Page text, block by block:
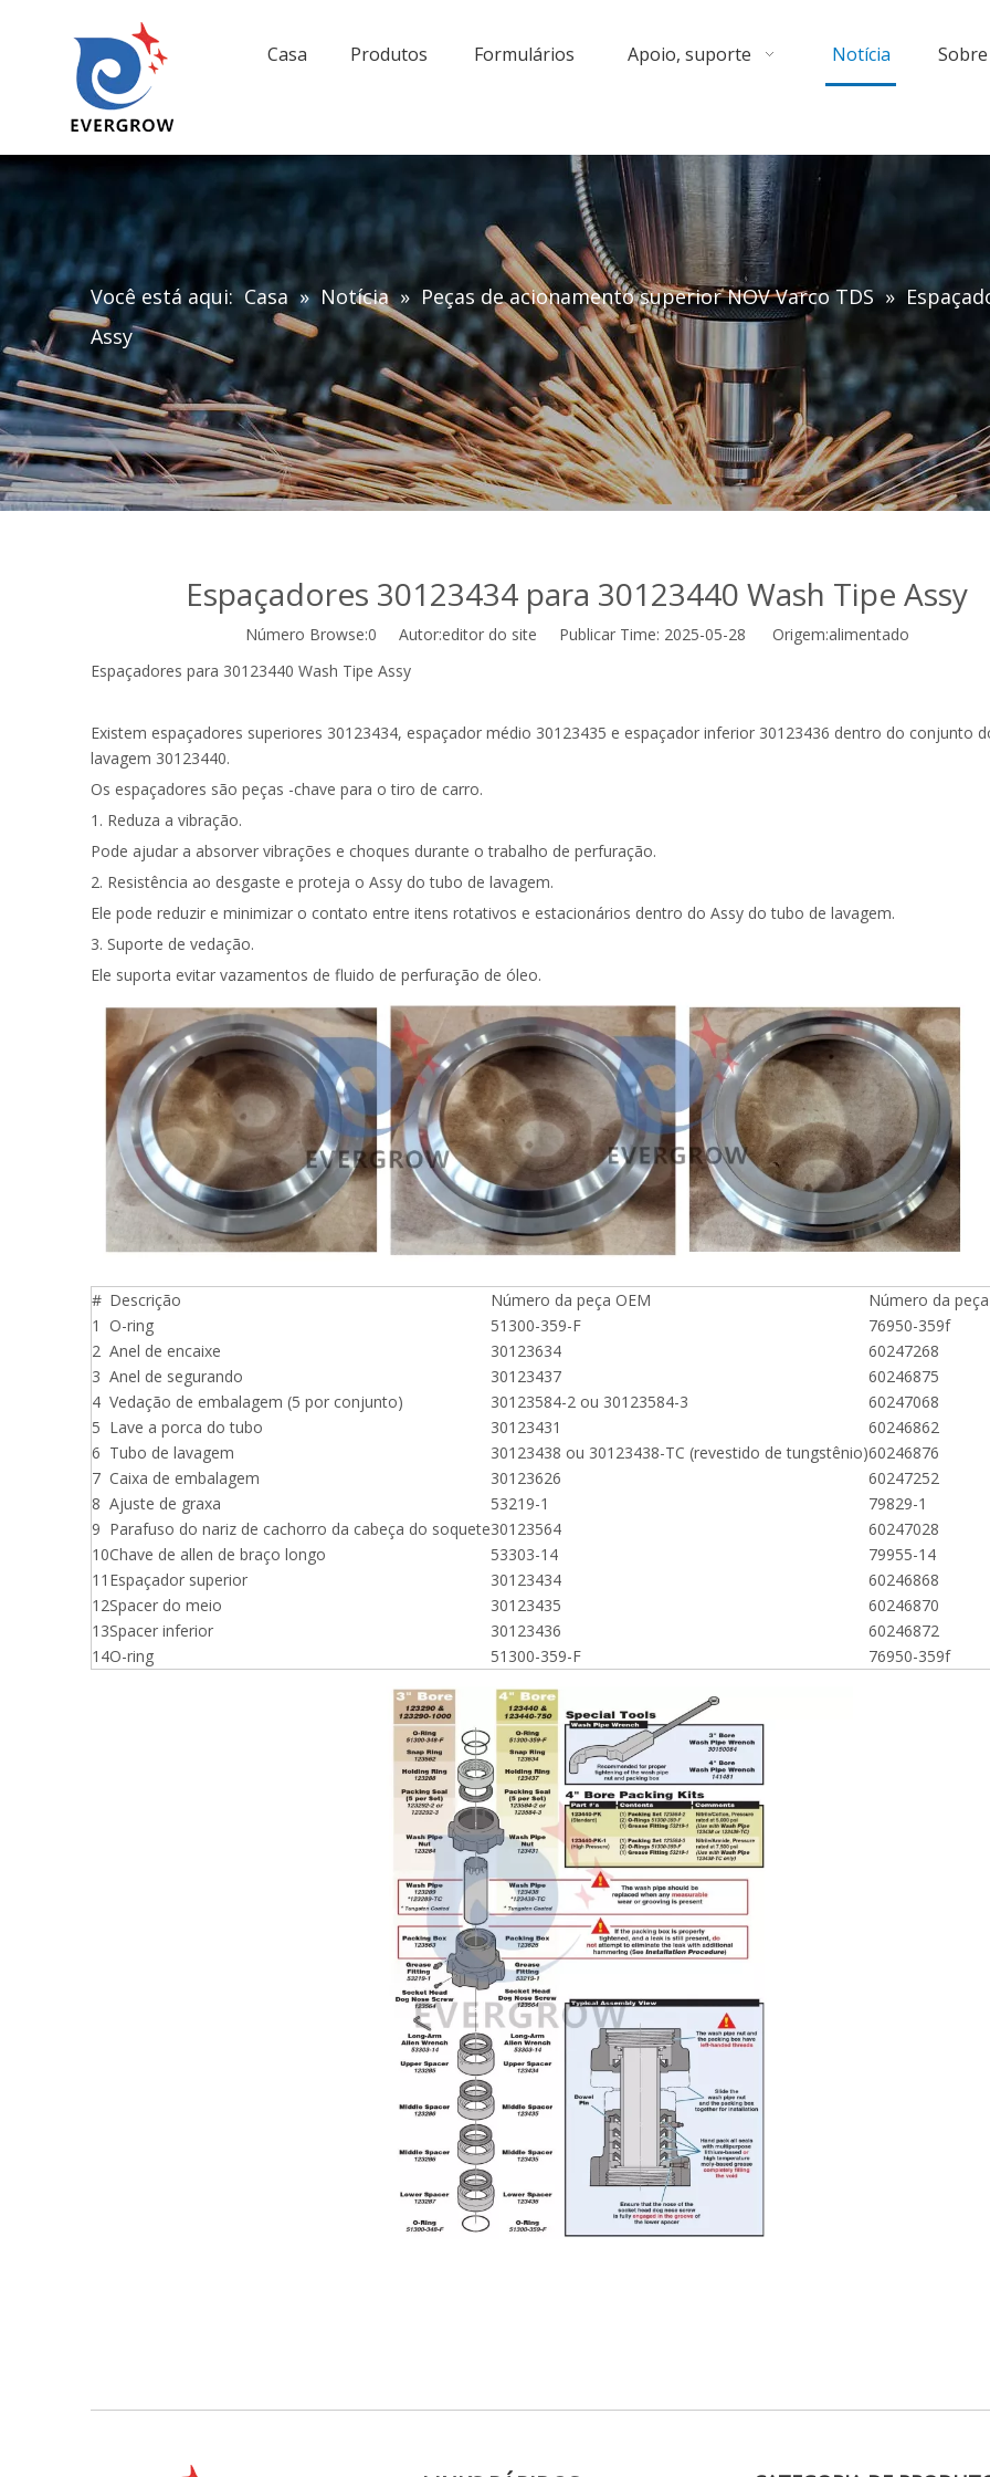
Casa Produtos Formulários Apoio, suporte Notícia
Você está aqui: Casa » Notícia » Peças de acionamento superior NOV Varco TDS »
Assy
Espaçadores 30123434 para 30123440 Wash Tipe Assy
Número Browse:0 Autor:editor do site Publicar Time: 2025-05-28 Origem:alimentado
Espaçadores para 30123440 Wash Tipe Assy
Existem espaçadores superiores 30123434, espaçador médio 30123435 e espaçador inferior 30123436 dentro do conjunto
lavagem 30123440.
Os espaçadores são peças -chave para o tiro de carro.
1. Reduza a vibração.
Pode ajudar a absorver vibrações e choques durante o trabalho de perfuração.
2. Resistência ao desgaste e proteja o Assy do tubo de lavagem.
Ele pode reduzir e minimizar o contato entre itens rotativos e estacionários dentro do Assy do tubo de lavagem.
3. Suporte de vedação.
Ele suporta evitar vazamentos de fluido de perfuração de óleo.
# Descrição Número da peça OEM
Número da
1 O-ring 51300-359-F
76950-359f
2 Anel de encaixe 30123634
60247268
3 Anel de segurando 30123437
60246875
4 Vedação de embalagem (5 por conjunto) 30123584-2 ou 30123584-3
60247068
5 Lave a porca do tubo 30123431
60246862
6 Tubo de lavagem 30123438 ou 30123438-TC (revestido de tungstênio)60246876
7 Caixa de embalagem 30123626
60247252
8 Ajuste de graxa 53219-1
79829-1
9 Parafuso do nariz de cachorro da cabeça do soquete30123564
60247028
10Chave de allen de braço longo 53303-14
79955-14
11 Espaçador superior 30123434
60246868
12Spacer do meio 30123435
60246870
13Spacer inferior 30123436
60246872
14O-ring 51300-359-F 76950-359f